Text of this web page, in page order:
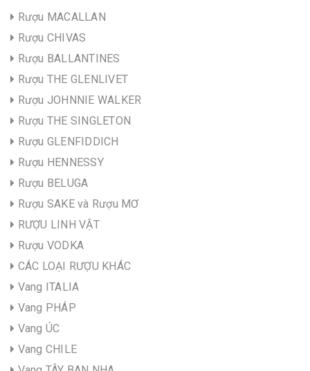
Rượu MACALLAN
Rượu CHIVAS
Rượu BALLANTINES
Rượu THE GLENLIVET
Rượu JOHNNIE WALKER
Rượu THE SINGLETON
Rượu GLENFIDDICH
Rượu HENNESSY
Rượu BELUGA
Rượu SAKE và Rượu MƠ
RƯỢU LINH VẬT
Rượu VODKA
CÁC LOẠI RƯỢU KHÁC
Vang ITALIA
Vang PHÁP
Vang ÚC
Vang CHILE